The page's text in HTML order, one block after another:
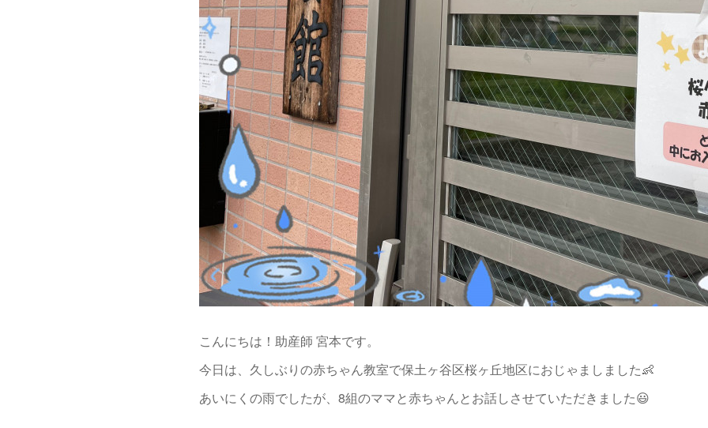
こんにちは！助産師 宮本です。
今日は、久しぶりの赤ちゃん教室で保土ヶ谷区桜ヶ丘地区におじゃましました👶
あいにくの雨でしたが、8組のママと赤ちゃんとお話しさせていただきました😃